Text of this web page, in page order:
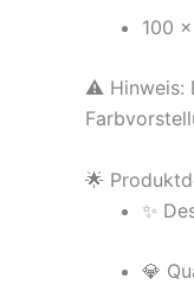
100
⚠️ Hinweis:
🌟
✨
💎